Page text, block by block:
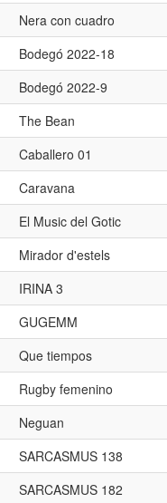
Nera con cuadro
Bodegó 2022-18
Bodegó 2022-9
The Bean
Caballero 01
Caravana
El Music del Gotic
Mirador d'estels
IRINA 3
GUGEMM
Que tiempos
Rugby femenino
Neguan
SARCASMUS 138
SARCASMUS 182